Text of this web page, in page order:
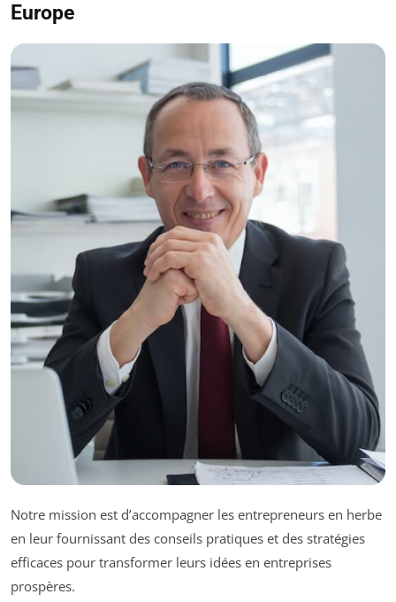
Europe
Notre mission est d’accompagner les entrepreneurs en herbe
en leur fournissant des conseils pratiques et des stratégies
efficaces pour transformer leurs idées en entreprises
prospères.